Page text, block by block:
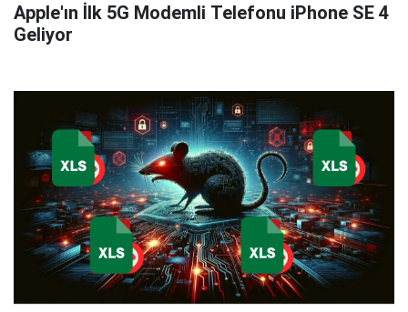
Apple'ın İlk 5G Modemli Telefonu iPhone SE 4
Geliyor